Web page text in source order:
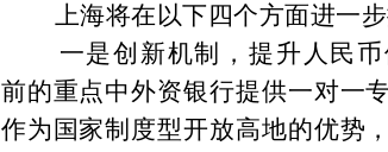
上海将在以下四个方面进一
一是创新机制，提升人民
前的重点中外资银行提供一对一
作为国家制度型开放高地的优势